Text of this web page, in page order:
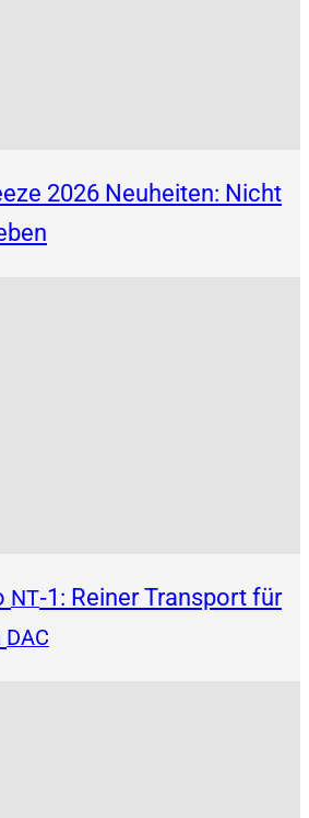
2026 Neuheiten: Nicht
NT‑1: Reiner Transport für
DAC